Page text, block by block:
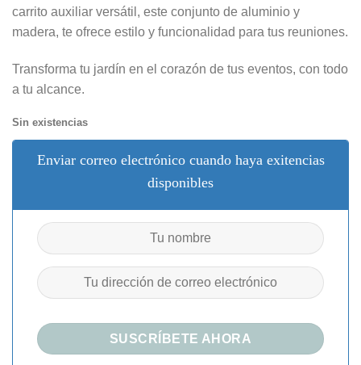
carrito auxiliar versátil, este conjunto de aluminio y
madera, te ofrece estilo y funcionalidad para tus reuniones.
Transforma tu jardín en el corazón de tus eventos, con todo
a tu alcance.
Sin existencias
Enviar correo electrónico cuando haya exitencias
disponibles